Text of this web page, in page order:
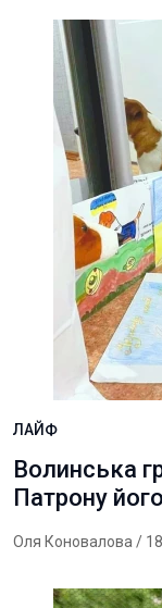
ЛАЙФ
Волинська
Патрону
Оля Коновалова /